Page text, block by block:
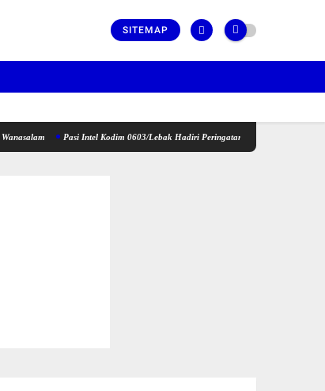
SITEMAP
Pasi Intel Kodim 0603/Lebak Hadiri Peringatan Hari Anak Nasional Tahun 2026